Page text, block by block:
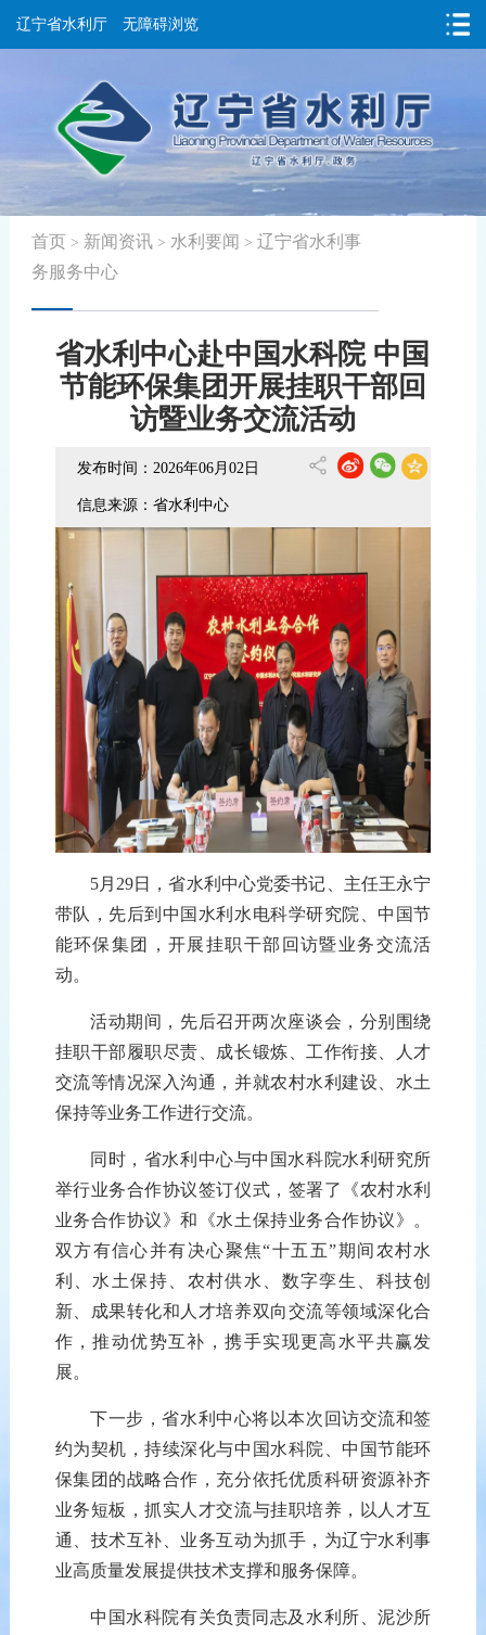
辽宁省水利厅 无障碍浏览
首页 > 新闻资讯> 水利要闻 > 辽宁省水利事
务服务中心
省水利中心赴中国水科院 中国
节能环保集团开展挂职干部回
访暨业务交流活动
发布时间：2026年06月02日
信息来源：省水利中心
5月29日，省水利中心党委书记、主任王永宁
带队 ，先后到 中国水利水电科学研究院、中国节
能环保集团
，开展挂职干部 回访暨业务交流活
动。
活动期间， 先后召开两次座谈会 ， 分别 围绕
挂职干部 履职尽责 、成长锻炼 工作衔接
人才
交流等情况深入沟通，并就农村水利建设、水土
保持等业务工作进行交流。
同时 ， 省水利中心与中国 水科院水利研究所
举行业务合作协议签订仪式， 签署了
《农村水利
业务合作协议》和 《水土保持业务合作协议》 。
双方有信心并有决心聚焦“十五五”期间 农村水
利、 水土保持、 农村供水、数字孪生、科技创
新、成果转化和人才培养双向交流等领域深化合
作 ，推动优势互补，携手实现更高水平共赢发
展。
下一步，省水利中心将以本次 回访交流和签
约为契机 ，持续深化与中国水科院 、中国节能环
保集团的战略合作， 充分依托优质科研资源补齐
业务短板，抓实 人才交流与挂职培养 ，以人才互
通、技术互补、业务互动为抓手 ， 为辽宁水利事
业高质量发展提供技术支撑和服务保障。
中国水科院有关负责同志及水利所、泥沙所